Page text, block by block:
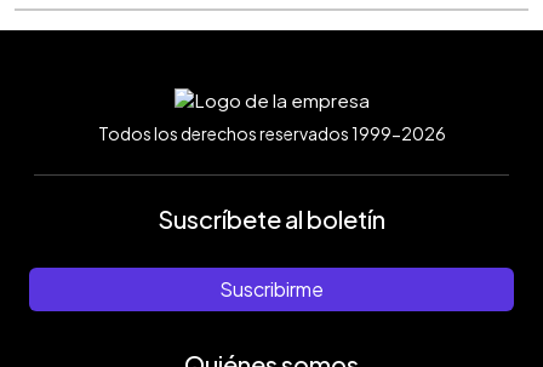
Todos los derechos reservados 1999-2026
Suscríbete al boletín
Suscribirme